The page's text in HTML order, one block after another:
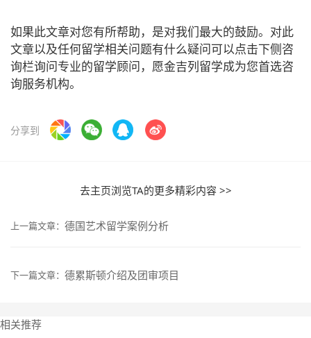
如果此文章对您有所帮助，是对我们最大的鼓励。对此
文章以及任何留学相关问题有什么疑问可以点击下侧咨
询栏询问专业的留学顾问，愿金吉列留学成为您首选咨
询服务机构。
分享到
去主页浏览TA的更多精彩内容 >>
上一篇文章： 德国艺术留学案例分析
下一篇文章： 德累斯顿介绍及团审项目
相关推荐